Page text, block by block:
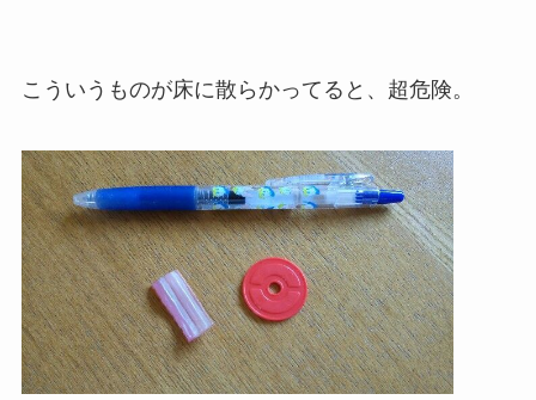
こういうものが床に散らかってると、超危険。